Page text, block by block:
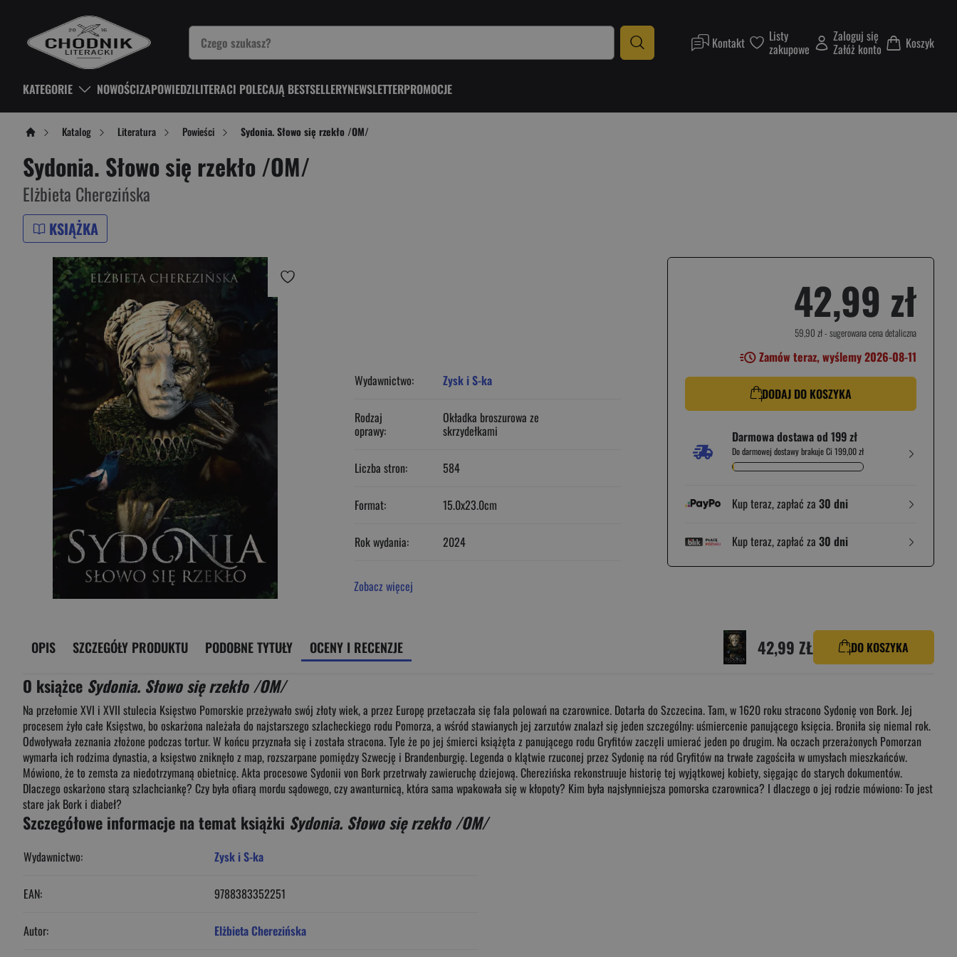
Kontakt Listy
zakupowe
Zaloguj się
Załóż konto Koszyk
KATEGORIE NOWOŚCIZAPOWIEDZILITERACI POLECAJĄ BESTSELLERYNEWSLETTERPROMOCJE
Katalog Literatura Powieści Sydonia. Słowo się rzekło /OM/
Sydonia. Słowo się rzekło /OM/
Elżbieta Cherezińska
KSIĄŻKA
42,99 zł
59,90 zł- sugerowana cena detaliczna
Zamów teraz, wyślemy 2026-08-11
DODAJ DO KOSZYKA
Darmowa dostawa od 199 zł
Do darmowej dostawy brakuje Ci 199,00 zł
Kup teraz, zapłać za 30 dni
Kup teraz, zapłać za 30 dni
Wydawnictwo: Zysk i S-ka
Rodzaj
oprawy:
Okładka broszurowa ze
skrzydełkami
Liczba stron: 584
Format: 15.0x23.0cm
Rok wydania: 2024
Zobacz więcej
OPIS SZCZEGÓŁY PRODUKTU PODOBNE TYTUŁY OCENY I RECENZJE 42,99 ZŁ DO KOSZYKA
O książce Sydonia. Słowo się rzekło /OM/
Na przełomie XVI i XVII stulecia Księstwo Pomorskie przeżywało swój złoty wiek, a przez Europę przetaczała się fala polowań na czarownice. Dotarła do Szczecina. Tam, w 1620 roku stracono Sydonię von Bork. Jej
procesem żyło całe Księstwo, bo oskarżona należała do najstarszego szlacheckiego rodu Pomorza, a wśród stawianych jej zarzutów znalazł się jeden szczególny: uśmiercenie panującego księcia. Broniła się niemal rok.
Odwoływała zeznania złożone podczas tortur. W końcu przyznała się i została stracona. Tyle że po jej śmierci książęta z panującego rodu Gryfitów zaczęli umierać jeden po drugim. Na oczach przerażonych Pomorzan
wymarła ich rodzima dynastia, a księstwo zniknęło z map, rozszarpane pomiędzy Szwecję i Brandenburgię. Legenda o klątwie rzuconej przez Sydonię na ród Gryfitów na trwałe zagościła w umysłach mieszkańców.
Mówiono, że to zemsta za niedotrzymaną obietnicę. Akta procesowe Sydonii von Bork przetrwały zawieruchę dziejową. Cherezińska rekonstruuje historię tej wyjątkowej kobiety, sięgając do starych dokumentów.
Dlaczego oskarżono starą szlachciankę? Czy była ofiarą mordu sądowego, czy awanturnicą, która sama wpakowała się w kłopoty? Kim była najsłynniejsza pomorska czarownica? I dlaczego o jej rodzie mówiono: To jest
stare jak Bork i diabeł?
Szczegółowe informacje na temat książki Sydonia. Słowo się rzekło /OM/
Wydawnictwo: Zysk i S-ka
EAN: 9788383352251
Autor: Elżbieta Cherezińska